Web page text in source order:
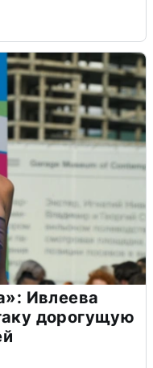
Ивлеева
дорогущую